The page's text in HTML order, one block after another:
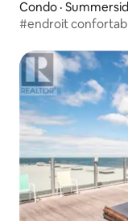
Condo ·
#endroit